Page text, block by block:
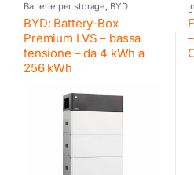
Batterie per storage, BYD
BYD: Battery-Box
Premium LVS – bassa
tensione – da 4 kWh a
256 kWh